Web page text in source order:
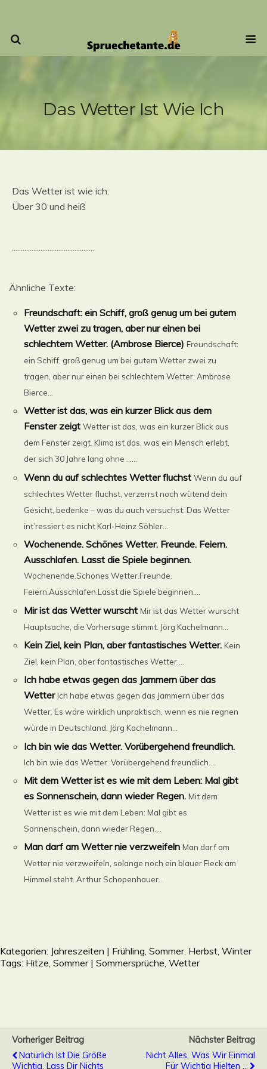
Das Wetter Ist Wie Ich
Das Wetter ist wie ich:
Über 30 und heiß
..............................................
Ähnliche Texte:
Freundschaft: ein Schiff, groß genug um bei gutem
Wetter zwei zu tragen, aber nur einen bei
schlechtem Wetter. (Ambrose Bierce) Freundschaft:
ein Schiff, groß genug um bei gutem Wetter zwei zu
tragen, aber nur einen bei schlechtem Wetter. Ambrose
Bierce...
Wetter ist das, was ein kurzer Blick aus dem
Fenster zeigt Wetter ist das, was ein kurzer Blick aus
dem Fenster zeigt. Klima ist das, was ein Mensch erlebt,
der sich 30 Jahre lang ohne ......
Wenn du auf schlechtes Wetter fluchst Wenn du auf
schlechtes Wetter fluchst, verzerrst noch wütend dein
Gesicht, bedenke – was du auch versuchst: Das Wetter
int’ressiert es nicht Karl-Heinz Söhler...
Wochenende. Schönes Wetter. Freunde. Feiern.
Ausschlafen. Lasst die Spiele beginnen.
Wochenende.Schönes Wetter.Freunde.
Feiern.Ausschlafen.Lasst die Spiele beginnen....
Mir ist das Wetter wurscht Mir ist das Wetter wurscht
Hauptsache, die Vorhersage stimmt. Jörg Kachelmann...
Kein Ziel, kein Plan, aber fantastisches Wetter. Kein
Ziel, kein Plan, aber fantastisches Wetter....
Ich habe etwas gegen das Jammern über das
Wetter Ich habe etwas gegen das Jammern über das
Wetter. Es wäre wirklich unpraktisch, wenn es nie regnen
würde in Deutschland. Jörg Kachelmann...
Ich bin wie das Wetter. Vorübergehend freundlich.
Ich bin wie das Wetter. Vorübergehend freundlich....
Mit dem Wetter ist es wie mit dem Leben: Mal gibt
es Sonnenschein, dann wieder Regen. Mit dem
Wetter ist es wie mit dem Leben: Mal gibt es
Sonnenschein, dann wieder Regen....
Man darf am Wetter nie verzweifeln Man darf am
Wetter nie verzweifeln, solange noch ein blauer Fleck am
Himmel steht. Arthur Schopenhauer...
Kategorien: Jahreszeiten | Frühling, Sommer, Herbst, Winter
Tags: Hitze Sommer | Sommersprüche Wetter
Vorheriger Beitrag
Natürlich Ist Die Größe
Wichtig. Lass Dir Nichts
Nächster Beitrag
Nicht Alles, Was Wir Einmal
Für Wichtig Hielten ...